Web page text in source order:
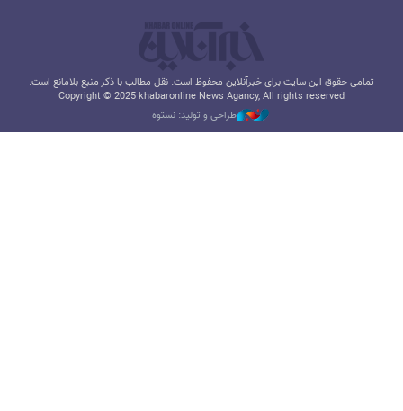
تمامی حقوق این سایت برای خبرآنلاین محفوظ است. نقل مطالب با ذکر منبع بلامانع است.
Copyright © 2025 khabaronline News Agancy, All rights reserved
طراحی و تولید: نستوه